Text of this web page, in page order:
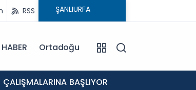
RSS
Ortadoğu
ÇALIŞMALARINA BAŞLIYOR